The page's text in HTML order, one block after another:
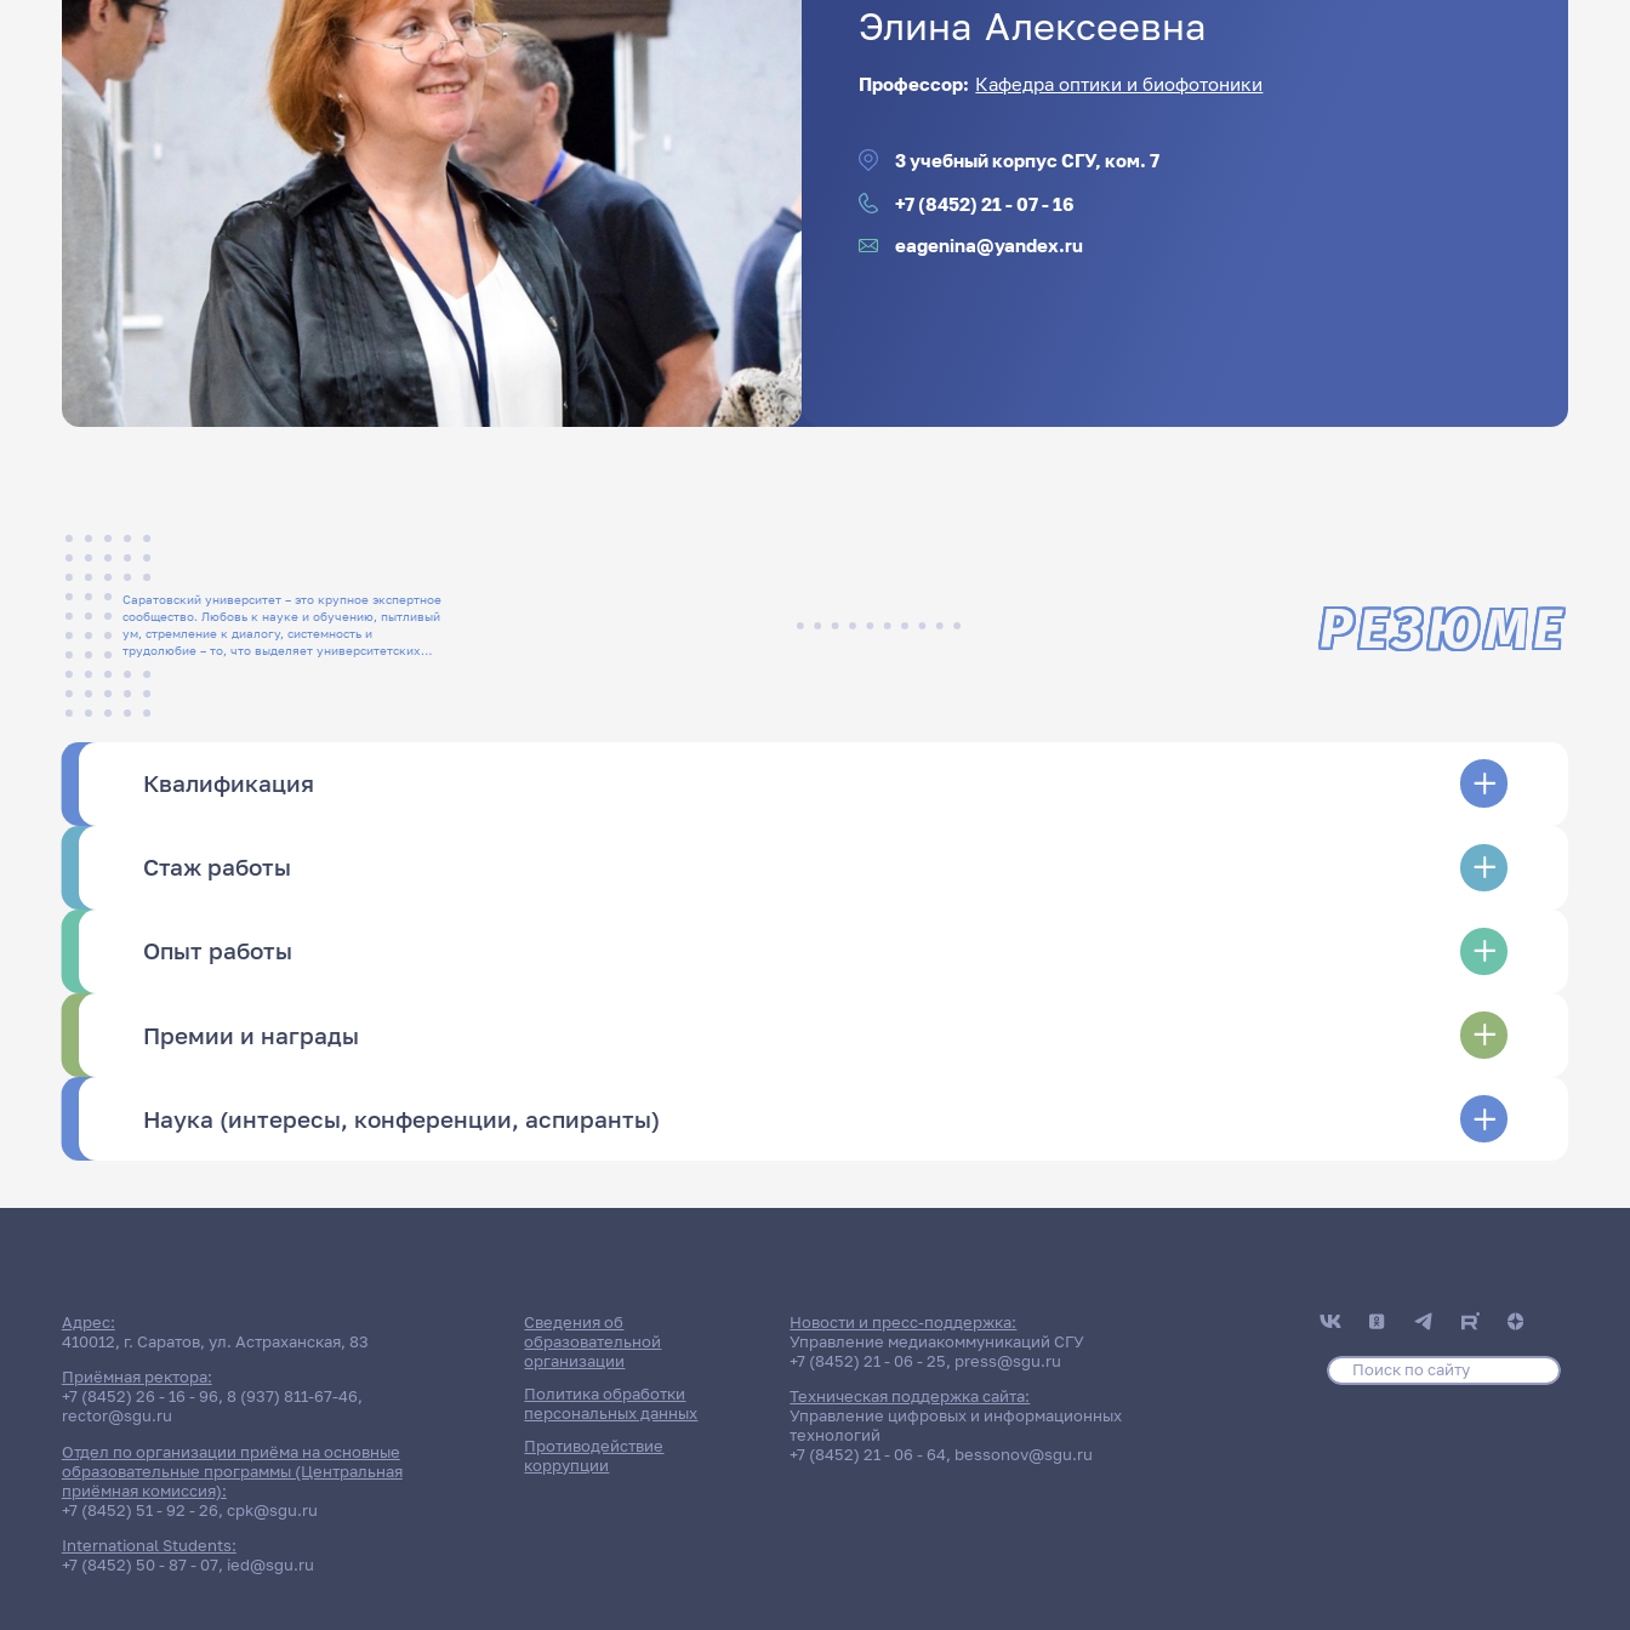
Элина Алексеевна
Профессор: Кафедра оптики и биофотоники
3 учебный корпус СГУ, ком. 7
+7 (8452) 21 - 07 - 16
eagenina@yandex.ru
Саратовский университет – это крупное экспертное
сообщество. Любовь к науке и обучению, пытливый
ум, стремление к диалогу, системность и
трудолюбие – то, что выделяет университетских
РЕЗЮМЕ
Квалификация
Стаж работы
Опыт работы
Премии и награды
Наука (интересы, конференции, аспиранты)
Адрес:
410012, г. Саратов, ул. Астраханская, 83
Приёмная ректора:
+7 (8452) 26 - 16 - 96, 8 (937) 811-67-46,
rector@sgu.ru
Отдел по организации приёма на основные
образовательные программы (Центральная
приёмная комиссия):
+7 (8452) 51 - 92 - 26, cpk@sgu.ru
International Students:
+7 (8452) 50 - 87 - 07, ied@sgu.ru
Сведения об
образовательной
организации
Политика обработки
персональных данных
Противодействие
коррупции
Новости и пресс-поддержка:
Управление медиакоммуникаций СГУ
+7 (8452) 21 - 06 - 25, press@sgu.ru
Техническая поддержка сайта:
Управление цифровых и информационных
технологий
+7 (8452) 21 - 06 - 64, bessonov@sgu.ru